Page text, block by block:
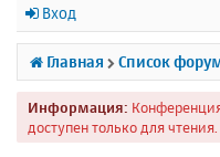
с
ы
л
к
р
у
м
Вход
Главная Список
Информация:
доступен только для чтения.